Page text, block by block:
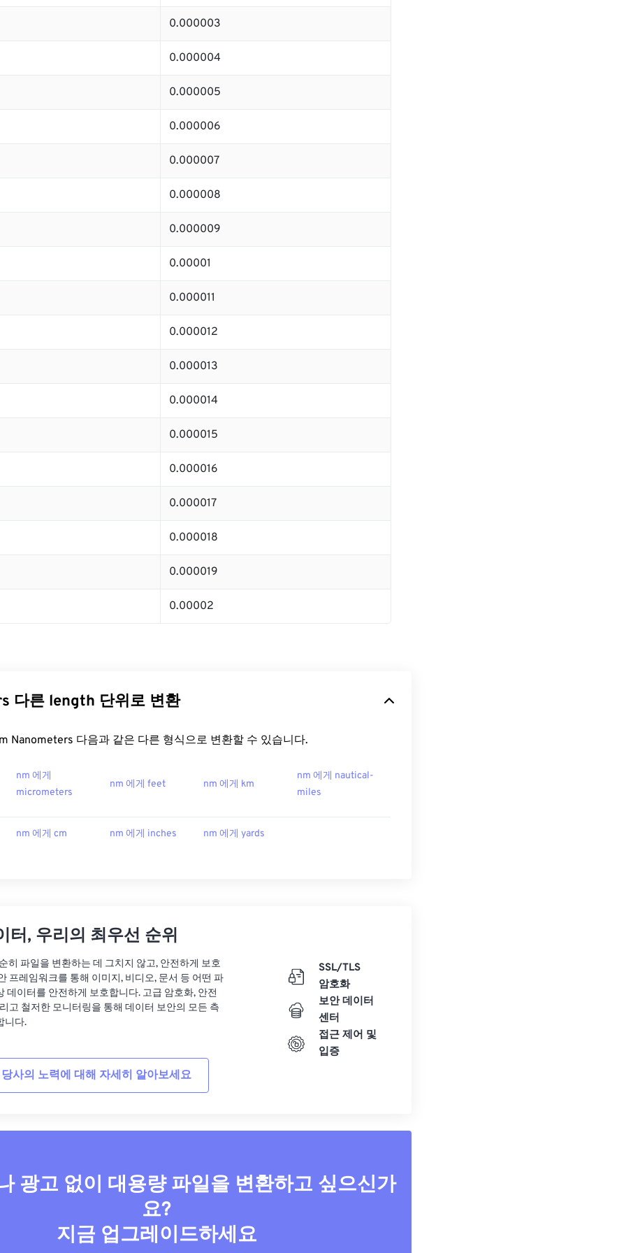
0.000003
0.000004
0.000005
0.000006
0.000007
0.000008
0.000009
0.00001
0.000011
0.000012
0.000013
0.000014
0.000015
0.000016
0.000017
0.000018
0.000019
0.00002
다른 length 단위로 변환
Nanometers 다음과 같은 다른 형식으로 변환할 수 있습니다.
nm 에게
micrometers
nm 에게 feet nm 에게 km
nm 에게 nautical-
miles
nm 에게 cm nm 에게 inches nm 에게 yards
터, 우리의 최우선 순위
히 파일을 변환하는 데 그치지 않고, 안전하게 보호
프레임워크를 통해 이미지, 비디오, 문서 등 어떤 파
데이터를 안전하게 보호합니다. 고급 암호화, 안전
고 철저한 모니터링을 통해 데이터 보안의 모든 측
니다.
사의 노력에 대해 자세히 알아보세요
SSL/TLS
암호화
보안 데이터
센터
접근 제어 및
입증
광고 없이 대용량 파일을 변환하고 싶으신가
요?
지금 업그레이드하세요